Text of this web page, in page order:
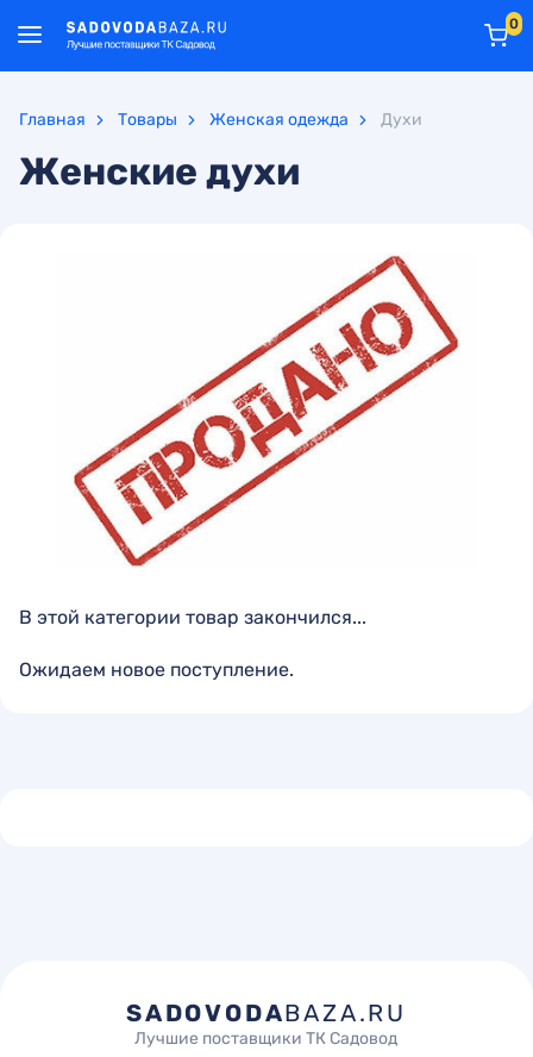
0
Главная Товары Женская одежда Духи
Женские духи
В этой категории товар закончился...
Ожидаем новое поступление.
SADOVODABAZA.RU
Лучшие поставщики ТК Садовод